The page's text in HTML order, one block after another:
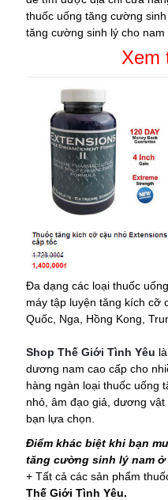
thuốc uống tăng cường
tăng cường sinh lý cho nam
Đa dạng các loại thuốc
máy tập luyện tăng kích cỡ
Quốc, Nga, Hồng Kong,
Shop Thế Giới Tình Yêu
dương nam cao cấp cho
hàng ngàn loại thuốc uống
nhỏ, âm đạo giả, dương
bạn lựa chọn.
Điểm khác biệt khi bạn
tăng cường sinh lý nam ở
+ Tất cả các sản phẩm
Thế Giới Tình Yêu.